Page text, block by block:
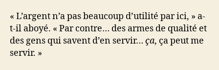
« L’argent n’a pas beaucoup d’utilité par ici, » a-
t-il aboyé. « Par contre… des armes de qualité et
des gens qui savent d’en servir… ça, ça peut me
servir. »